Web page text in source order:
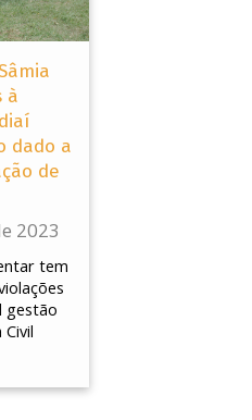
à
dado a
de
2023
tem
gestão